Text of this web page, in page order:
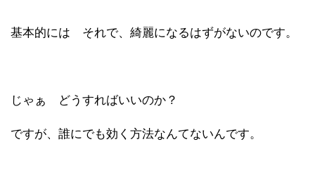
基本的には それで、綺麗になるはずがないのです。
じゃぁ どうすればいいのか？
ですが、誰にでも効く方法なんてないんです。